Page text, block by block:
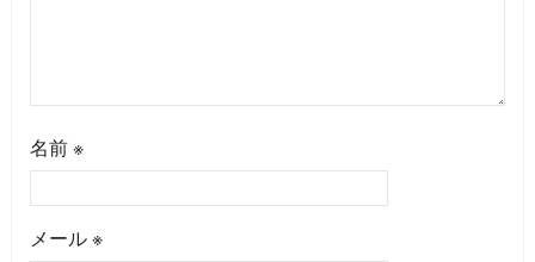
名前 ※
メール ※